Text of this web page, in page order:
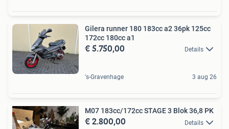
Gilera runner 180 183cc a2 36pk 125cc
172cc 180cc a1
€ 5.750,00 Details
's-Gravenhage 3 aug 26
M07 183cc/172cc STAGE 3 Blok 36,8 PK
€ 2.800,00 Details